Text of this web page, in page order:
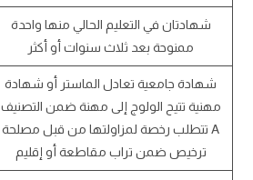
شهادتان في التعليم الحالي منها واحدة
ممنوحة بعد ثلاث سنوات أو أكثر
شهادة جامعية تعادل الماستر أو شهادة
مهنية تتيح الولوج إلى مهنة ضمن التصنيف
A تتطلب رخصة لمزاولتها من قبل مصلحة
ترخيص ضمن تراب مقاطعة أو إقليم